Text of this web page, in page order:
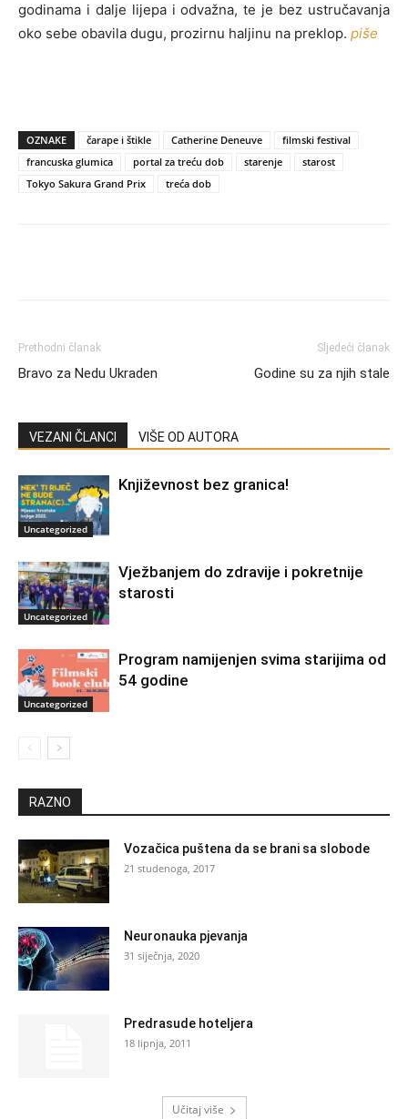
godinama i dalje lijepa i odvažna, te je bez ustručavanja
oko sebe obavila dugu, prozirnu haljinu na preklop. piše
OZNAKE čarape i štikle Catherine Deneuve
filmski festival
francuska glumica
portal za treću dob starenje
starost
Tokyo Sakura Grand Prix
treća dob
Prethodni članak
Bravo za Nedu Ukraden
Sljedeći članak
Godine su za njih stale
VEZANI ČLANCI VIŠE OD AUTORA
Uncategorized
Književnost bez granica!
Uncategorized
Vježbanjem do zdravije i pokretnije
starosti
Uncategorized
Program namijenjen svima starijima od
54 godine
RAZNO
Vozačica puštena da se brani sa slobode
21 studenoga, 2017
Neuronauka pjevanja
31 siječnja, 2020
Predrasude hoteljera
18 lipnja, 2011
Učitaj više